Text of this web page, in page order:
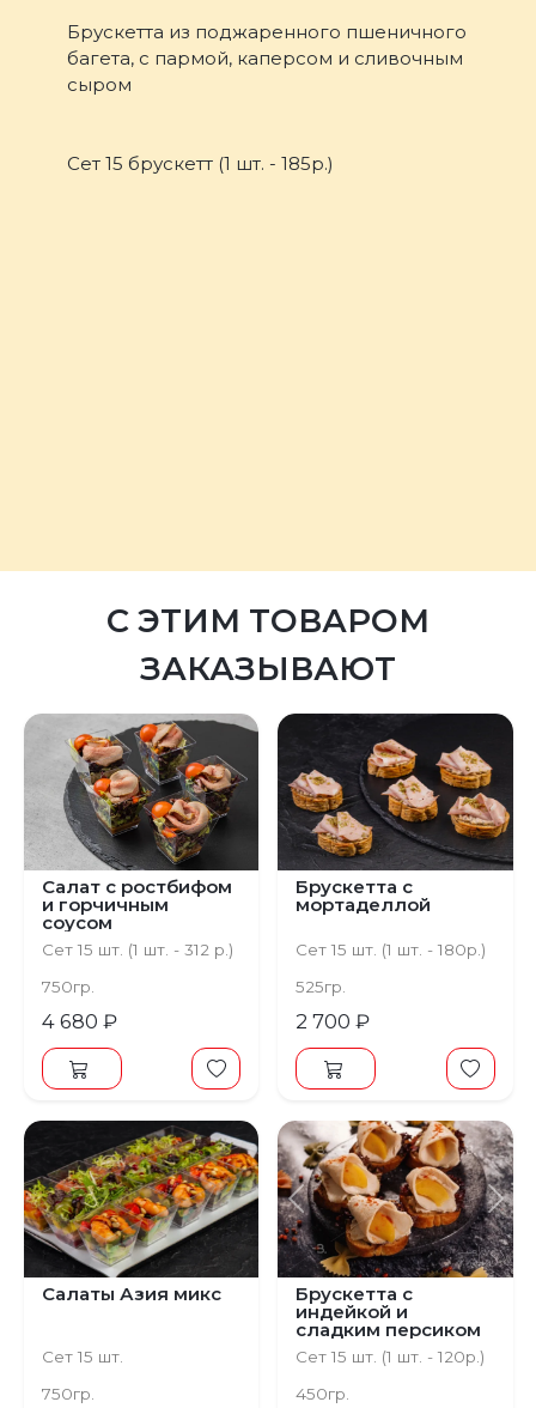
Брускетта из поджаренного пшеничного
багета, с пармой, каперсом и сливочным
сыром
Сет 15 брускетт (1 шт. - 185р.)
С ЭТИМ ТОВАРОМ
ЗАКАЗЫВАЮТ
Салат с ростбифом
и горчичным
соусом
Сет 15 шт. (1 шт. - 312 р.)
750гр.
4 680 ₽
Брускетта с
мортаделлой
Сет 15 шт. (1 шт. - 180р.)
525гр.
2 700 ₽
Салаты Азия микс
Сет 15 шт.
750гр.
Предыдущий
Брускетта с
индейкой и
сладким персиком
Сет 15 шт. (1 шт. - 120р.)
450гр.